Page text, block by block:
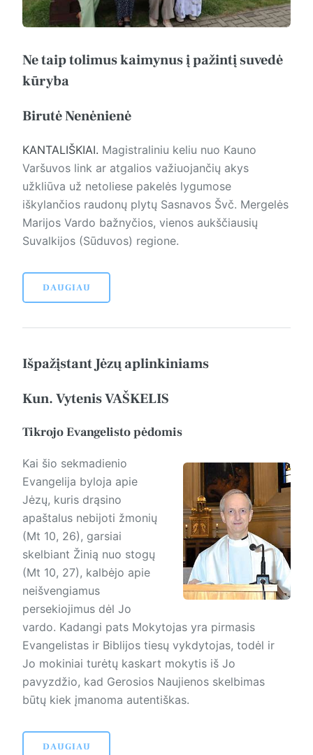
Ne taip tolimus kaimynus į pažintį suvedė
kūryba
Birutė Nenėnienė
KANTALIŠKIAI. Magistraliniu keliu nuo Kauno
Varšuvos link ar atgalios važiuojančių akys
užkliūva už netoliese pakelės lygumose
iškylančios raudonų plytų Sasnavos Švč. Mergelės
Marijos Vardo bažnyčios, vienos aukščiausių
Suvalkijos (Sūduvos) regione.
DAUGIAU
Išpažįstant Jėzų aplinkiniams
Kun. Vytenis VAŠKELIS
Tikrojo Evangelisto pėdomis
Kai šio sekmadienio
Evangelija byloja apie
Jėzų, kuris drąsino
apaštalus nebijoti žmonių
(Mt 10, 26), garsiai
skelbiant Žinią nuo stogų
(Mt 10, 27), kalbėjo apie
neišvengiamus
persekiojimus dėl Jo
vardo. Kadangi pats Mokytojas yra pirmasis
Evangelistas ir Biblijos tiesų vykdytojas, todėl ir
Jo mokiniai turėtų kaskart mokytis iš Jo
pavyzdžio, kad Gerosios Naujienos skelbimas
būtų kiek įmanoma autentiškas.
DAUGIAU